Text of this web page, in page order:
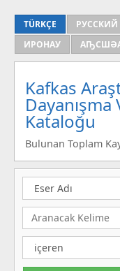
TÜRKÇE РУССКИЙ
ИРОНАУ
Kafkas
Dayanışma
Kataloğu
Bulunan Toplam